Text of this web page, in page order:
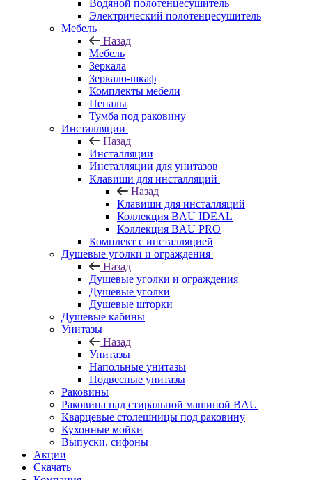
Водяной полотенцесушитель
Электрический полотенцесушитель
Мебель
Назад
Мебель
Зеркала
Зеркало-шкаф
Комплекты мебели
Пеналы
Тумба под раковину
Инсталляции
Назад
Инсталляции
Инсталляции для унитазов
Клавиши для инсталляций
Назад
Клавиши для инсталляций
Коллекция BAU IDEAL
Коллекция BAU PRO
Комплект с инсталляцией
Душевые уголки и ограждения
Назад
Душевые уголки и ограждения
Душевые уголки
Душевые шторки
Душевые кабины
Унитазы
Назад
Унитазы
Напольные унитазы
Подвесные унитазы
Раковины
Раковина над стиральной машиной BAU
Кварцевые столешницы под раковину
Кухонные мойки
Выпуски, сифоны
Акции
Скачать